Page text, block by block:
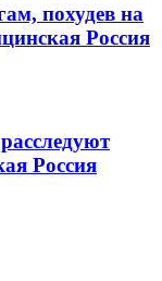
похудев на
Россия
Россия